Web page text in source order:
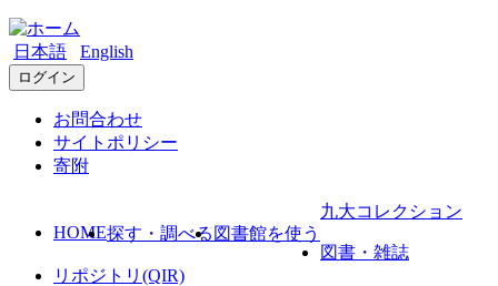
日本語 English
ログイン
お問合わせ
サイトポリシー
寄附
HOME探す・調べる 図書館を使う
九大コレクション
図書・雑誌
リポジトリ(QIR)